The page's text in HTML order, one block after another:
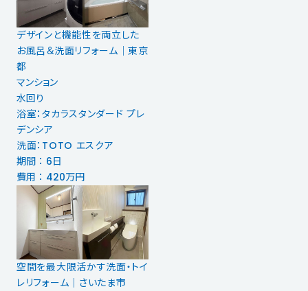
デザインと機能性を両立した
お風呂＆洗面リフォーム｜東京
都
マンション
水回り
浴室：タカラスタンダード プレ
デンシア
洗面：TOTO エスクア
期間 ： 6日
費用 ： 420万円
空間を最大限活かす洗面・トイ
レリフォーム｜さいたま市